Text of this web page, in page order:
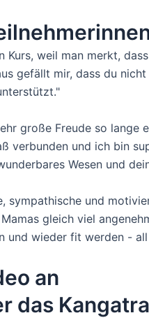
Kurs, weil man merkt,
gefällt mir, dass du
große Freude so
verbunden und ich bin
Wesen und
sympathische und
gleich viel
und wieder fit werden -
an
das